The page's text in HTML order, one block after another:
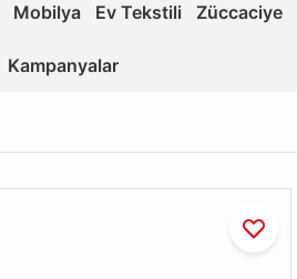
Mobilya Ev Tekstili Züccaciye
Kampanyalar